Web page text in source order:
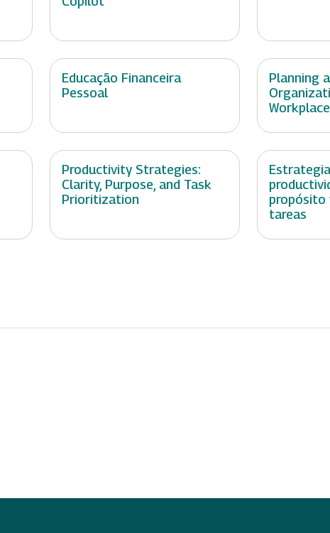
Educação Financeira
Pessoal
Planning
Workplace
Productivity Strategies:
Clarity, Purpose, and Task
Prioritization
propósito
tareas